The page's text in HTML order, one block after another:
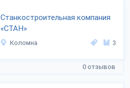
Станкостроительная компания
«СТАН»
Коломна 3
0 отзывов